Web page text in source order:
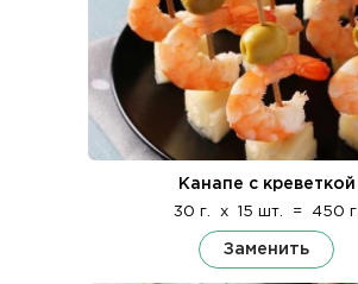
Канапе с креветкой
30 г. x 15 шт. = 450 г.
Заменить